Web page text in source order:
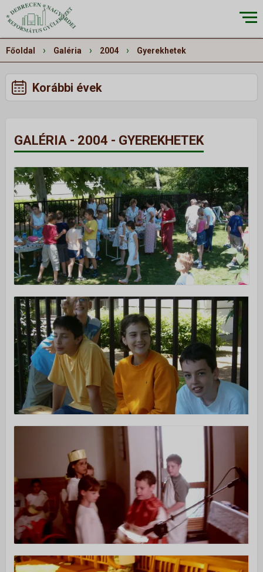
RÓLUNK▼
Történetünk
Épületeink
Munkatársaink
Galéria
Szivárvány
ALKALMAINK▼
Istentiszteletek
Érdeklődőknek
Gyerekeknek
Fiataloknak
Felnőtteknek
Kamarakórus
Többgenerációs tábor
KAPCSOLAT
TÁMOGATÁS ▼
Adakozás
Alapítvány
Főoldal › Galéria › 2004 › Gyerekhetek
GALÉRIA - 2004 - GYEREKHETEK
Korábbi évek